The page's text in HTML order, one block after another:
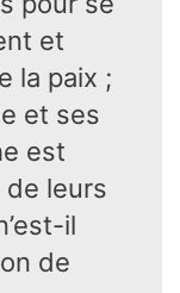
et
la paix ;
et ses
est
de leurs
il
de